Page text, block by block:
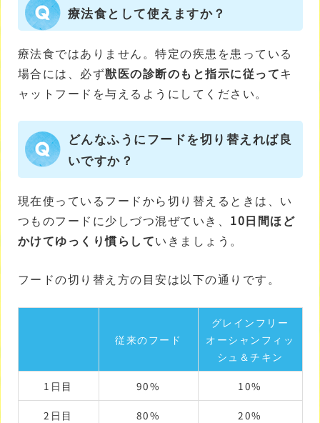
療法食として使えますか？
療法食ではありません。特定の疾患を患っている
場合には、必ず獣医の診断のもと指示に従ってキ
ャットフードを与えるようにしてください。
どんなふうにフードを切り替えれば良
いですか？
現在使っているフードから切り替えるときは、い
つものフードに少しづつ混ぜていき、 10日間ほど
かけてゆっくり慣らしていきましょう。
フードの切り替え方の目安は以下の通りです。
従来のフード
グレインフリー
オーシャンフィッ
シュ＆チキン
1日目 90% 10%
2日目 80% 20%